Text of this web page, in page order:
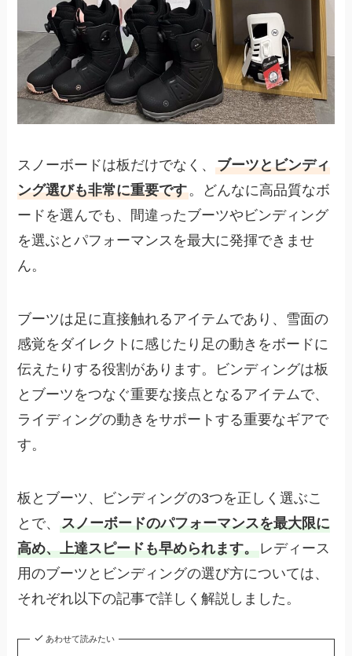
スノーボードは板だけでなく、ブーツとビンディ
ング選びも非常に重要です。どんなに高品質なボ
ードを選んでも、間違ったブーツやビンディング
を選ぶとパフォーマンスを最大に発揮できませ
ん。
ブーツは足に直接触れるアイテムであり、雪面の
感覚をダイレクトに感じたり足の動きをボードに
伝えたりする役割があります。ビンディングは板
とブーツをつなぐ重要な接点となるアイテムで、
ライディングの動きをサポートする重要なギアで
す。
板とブーツ、ビンディングの3つを正しく選ぶこ
とで、
スノーボードのパフォーマンスを最大限に
高め、上達スピードも早められます。
レディース
用のブーツとビンディングの選び方については、
それぞれ以下の記事で詳しく解説しました。
あわせて読みたい